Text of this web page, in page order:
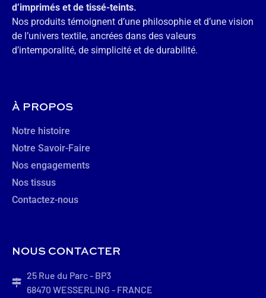
d’imprimés et de tissé-teints.
Nos produits témoignent d’une philosophie et d’une vision
de l’univers textile, ancrées dans des valeurs
d’intemporalité, de simplicité et de durabilité.
À PROPOS
Notre histoire
Notre Savoir-Faire
Nos engagements
Nos tissus
Contactez-nous
NOUS CONTACTER
25 Rue du Parc - BP3
68470 WESSERLING - FRANCE